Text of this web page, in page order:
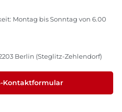
Montag bis Sonntag von 6.00
Berlin (Steglitz-Zehlendorf)
Kontaktformular